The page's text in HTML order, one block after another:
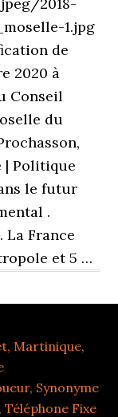
Martinique,
, Synonyme
,Téléphone Fixe